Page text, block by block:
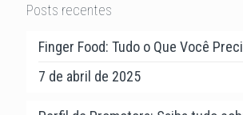
Posts recentes
Finger Food: Tudo o Que Você
7 de abril de 2025